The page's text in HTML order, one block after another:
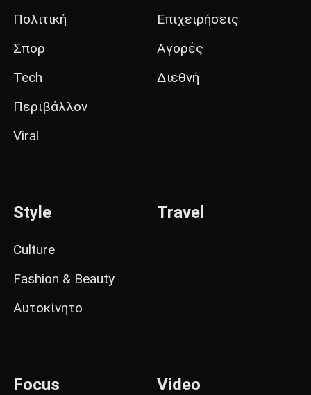
Πολιτική
Σπορ
Tech
Περιβάλλον
Viral
Επιχειρήσεις
Αγορές
Διεθνή
Style
Culture
Fashion & Beauty
Αυτοκίνητο
Travel
Focus Video